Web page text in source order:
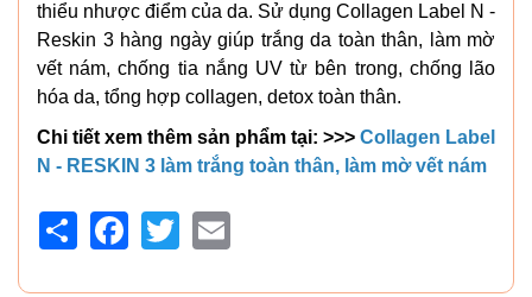
thiểu nhược điểm của da. Sử dụng Collagen Label N -
Reskin 3 hàng ngày giúp trắng da toàn thân, làm mờ
vết nám, chống tia nắng UV từ bên trong, chống lão
hóa da, tổng hợp collagen, detox toàn thân.
Chi tiết xem thêm sản phẩm tại: >>> Collagen Label
N - RESKIN 3 làm trắng toàn thân, làm mờ vết nám
Share FacebookTwitter